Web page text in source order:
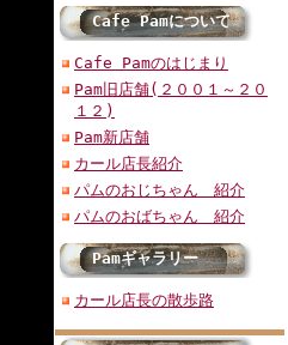
Cafe Pamについて
Cafe Pamのはじまり
Pam旧店舗(２００１～２０
１２)
Pam新店舗
カール店長紹介
パムのおじちゃん 紹介
パムのおばちゃん 紹介
Pamギャラリー
カール店長の散歩路